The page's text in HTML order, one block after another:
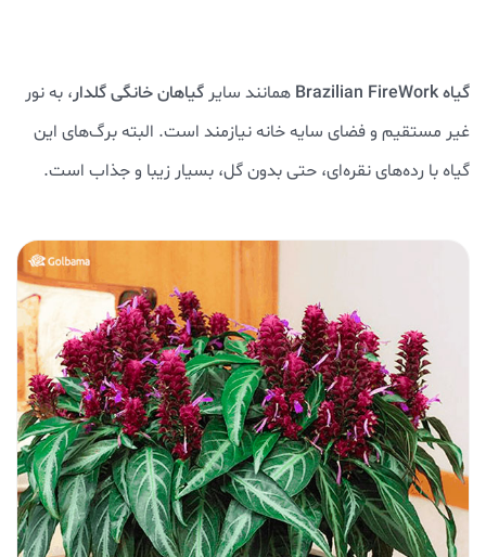
گیاه Brazilian FireWork همانند سایرگیاهان خانگی گلدار، به نور
غیر مستقیم و فضای سایه خانه نیازمند است. البته برگ‌های این
گیاه با رده‌های نقره‌ای، حتی بدون گل، بسیار زیبا و جذاب است.